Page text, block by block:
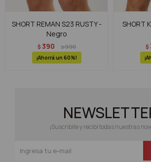
SHORT REMAN S23 RUSTY -
Negro
$ 390 $990
60
SHORT
$
¡Suscribite y recibí todas nuestras